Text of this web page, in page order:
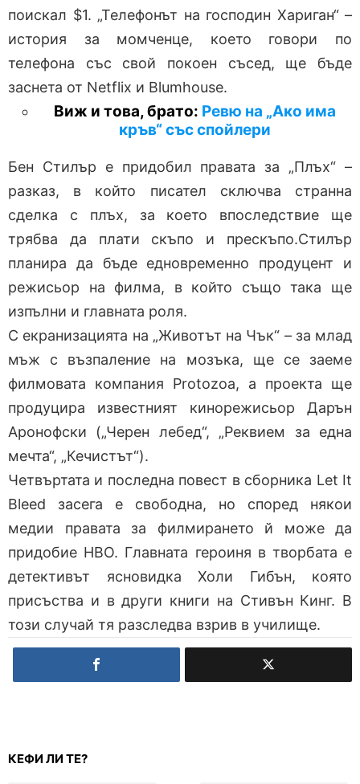
поискал $1. „Телефонът на господин Хариган“ –
история за момченце, което говори по
телефона със свой покоен съсед, ще бъде
заснета от Netflix и Blumhouse.
Виж и това, брато: Ревю на „Ако има
кръв“ със спойлери
Бен Стилър е придобил правата за „Плъх“ –
разказ, в който писател сключва странна
сделка с плъх, за което впоследствие ще
трябва да плати скъпо и прескъпо.Стилър
планира да бъде едновременно продуцент и
режисьор на филма, в който също така ще
изпълни и главната роля.
С екранизацията на „Животът на Чък“ – за млад
мъж с възпаление на мозъка, ще се заеме
филмовата компания Protozoa, а проекта ще
продуцира известният кинорежисьор Дарън
Аронофски („Черен лебед“, „Реквием за една
мечта“, „Кечистът“).
Четвъртата и последна повест в сборника Let It
Bleed засега е свободна, но според някои
медии правата за филмирането й може да
придобие HBO. Главната героиня в творбата е
детективът ясновидка Холи Гибън, която
присъства и в други книги на Стивън Кинг. В
този случай тя разследва взрив в училище.
КЕФИ ЛИ ТЕ?